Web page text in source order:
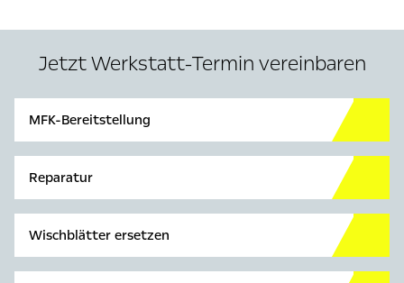
Jetzt Werkstatt-Termin vereinbaren
MFK-Bereitstellung
Reparatur
Wischblätter ersetzen